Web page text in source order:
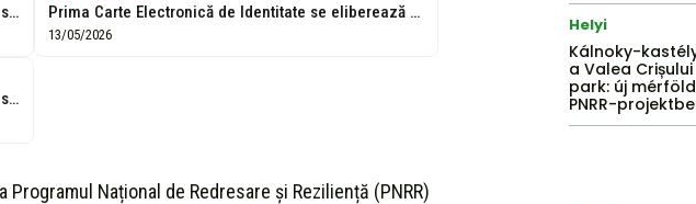
IPJ Covasna: Prima carte electronică de identitate se eliberează gratuit până la... Prima Carte Electronică de Identitate se eliberează gratuit până la 30 iunie...
13/05/2026
IPJ Covasna: Prima carte electronică de identitate se eliberează gratuit până la...
Național de Redresare și Reziliență (PNRR)
Helyi
Kálnoky-
a Valea Crișului
park: új
PNRR-